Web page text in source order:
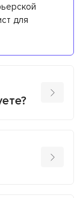
для